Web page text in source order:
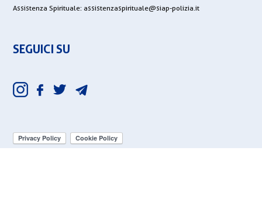
Assistenza Spirituale: assistenzaspirituale@siap-polizia.it
SEGUICI SU